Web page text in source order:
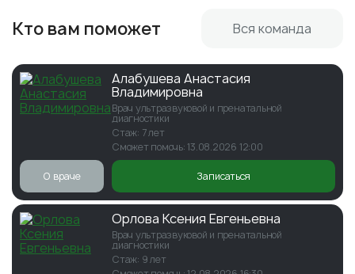
Кто вам поможет Вся команда
Алабушева Анастасия
Владимировна
Врач ультразвуковой и пренатальной
диагностики
Стаж: 7 лет
Сможет помочь: 13.08.2026 12:00
О враче Записаться
Орлова Ксения Евгеньевна
Врач ультразвуковой и пренатальной
диагностики
Стаж: 9 лет